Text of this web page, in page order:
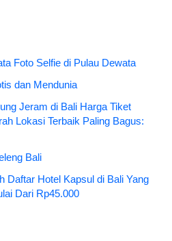
Foto Selfie di Pulau Dewata
dan Mendunia
Jeram di Bali Harga Tiket
Lokasi Terbaik Paling Bagus:
Bali
Daftar Hotel Kapsul di Bali Yang
Dari Rp45.000